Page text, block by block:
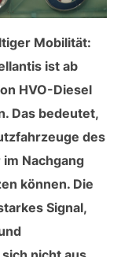
Mobilität:
ist ab
HVO-Diesel
Das bedeutet,
des
Nachgang
können. Die
Signal,